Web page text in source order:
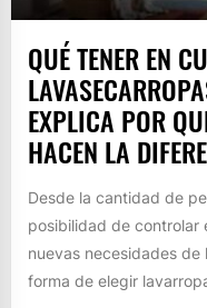
QUÉ TENER EN
EXPLICA POR
HACEN LA
Desde la cantidad de
posibilidad de controlar
nuevas necesidades de
forma de elegir